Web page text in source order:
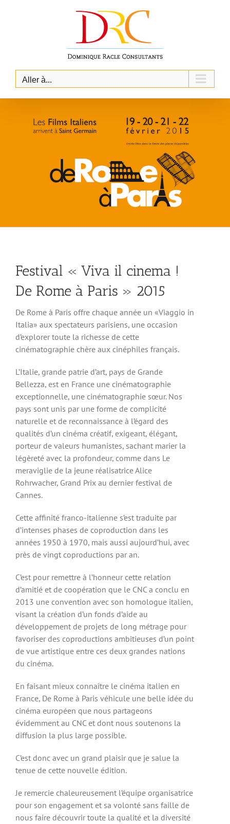
Aller à...
Festival « Viva il cinema !
De Rome à Paris » 2015
De Rome à Paris offre chaque année un «Viaggio in
Italia» aux spectateurs parisiens, une occasion
d’explorer toute la richesse de cette
cinématographie chère aux cinéphiles français.
L’Italie, grande patrie d’art, pays de Grande
Bellezza, est en France une cinématographie
exceptionnelle, une cinématographie sœur. Nos
pays sont unis par une forme de complicité
naturelle et de reconnaissance à l’égard des
qualités d’un cinéma créatif, exigeant, élégant,
porteur de valeurs humanistes, sachant marier la
légèreté avec la profondeur, comme dans Le
meraviglie de la jeune réalisatrice Alice
Rohrwacher, Grand Prix au dernier festival de
Cannes.
Cette affinité franco-italienne s’est traduite par
d’intenses phases de coproduction dans les
années 1950 à 1970, mais aussi aujourd’hui, avec
près de vingt coproductions par an.
C’est pour remettre à l’honneur cette relation
d’amitié et de coopération que le CNC a conclu en
2013 une convention avec son homologue italien,
visant la création d’un fonds d’aide au
développement de projets de long métrage pour
favoriser des coproductions ambitieuses d’un point
de vue artistique entre ces deux grandes nations
du cinéma.
En faisant mieux connaître le cinéma italien en
France, De Rome à Paris véhicule une belle idée du
cinéma européen que nous partageons
évidemment au CNC et dont nous soutenons la
diffusion la plus large possible.
C’est donc avec un grand plaisir que je salue la
tenue de cette nouvelle édition.
Je remercie chaleureusement l’équipe organisatrice
pour son engagement et sa volonté sans faille de
nous faire découvrir toute la qualité et la diversité